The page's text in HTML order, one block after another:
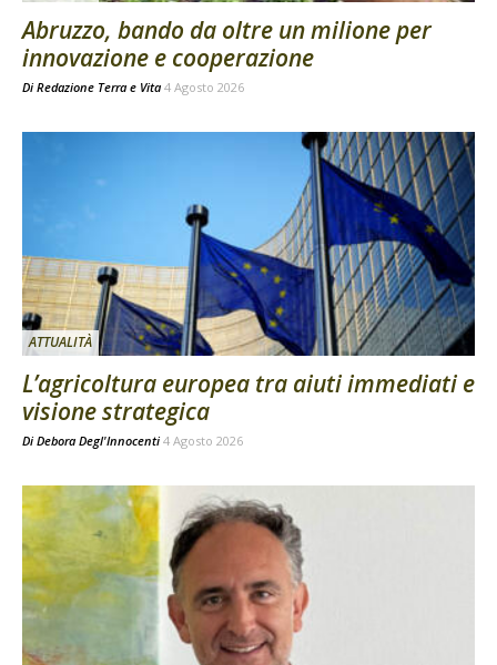
Abruzzo, bando da oltre un milione per
innovazione e cooperazione
Di Redazione Terra e Vita 4 Agosto 2026
ATTUALITÀ
L’agricoltura europea tra aiuti immediati e
visione strategica
Di Debora Degl'Innocenti 4 Agosto 2026